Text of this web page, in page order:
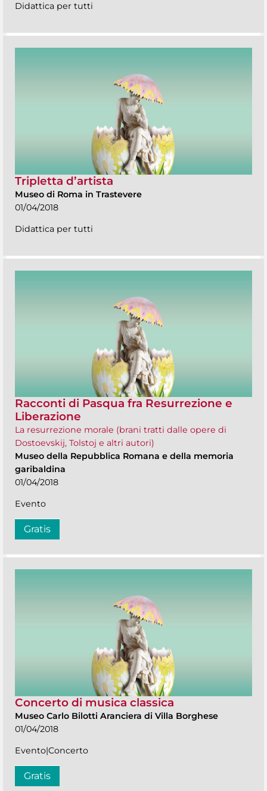
Didattica per tutti
Tripletta d’artista
Museo di Roma in Trastevere
01/04/2018
Didattica per tutti
Racconti di Pasqua fra Resurrezione e
Liberazione
La resurrezione morale (brani tratti dalle opere di
Dostoevskij, Tolstoj e altri autori)
Museo della Repubblica Romana e della memoria
garibaldina
01/04/2018
Evento
Gratis
Concerto di musica classica
Museo Carlo Bilotti Aranciera di Villa Borghese
01/04/2018
Evento|Concerto
Gratis